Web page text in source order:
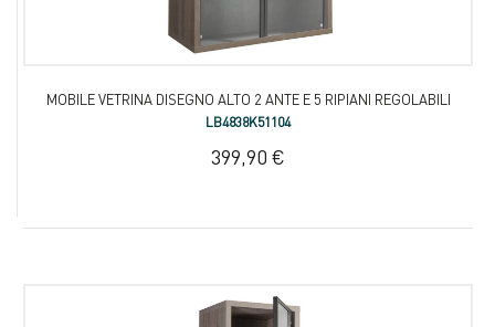
MOBILE VETRINA DISEGNO ALTO 2 ANTE E 5 RIPIANI REGOLABILI
LB4838K51104
399,90 €